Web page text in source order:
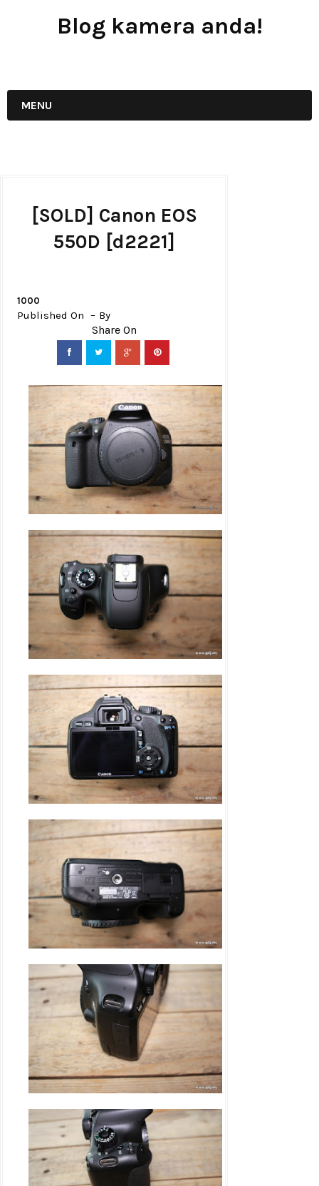
Blog kamera anda!
MENU
[SOLD] Canon EOS
550D [d2221]
1000
Published On By